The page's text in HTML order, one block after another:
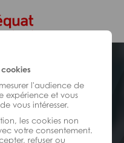
l'audience de
expérience et vous
vous intéresser.
les cookies non
votre consentement.
refuser ou